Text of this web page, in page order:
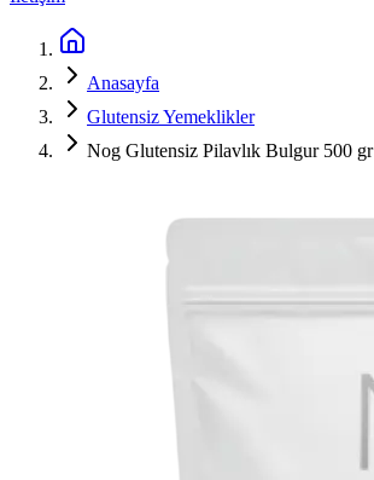
Anasayfa
Glutensiz Yemeklikler
Nog Glutensiz Pilavlık Bulgur 500 gr